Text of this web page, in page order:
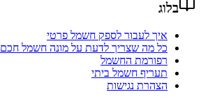
בלוג
איך לעבור לספק חשמל פרטי
כל מה שצריך לדעת על מונה חשמל חכם
רפורמת החשמל
תעריף חשמל ביתי
הצהרת נגישות